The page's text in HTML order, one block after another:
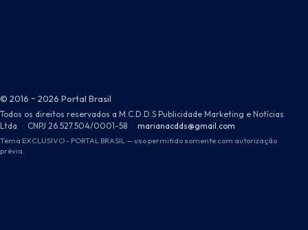
© 2016 ~ 2026 Portal Brasil
Todos os direitos reservados a M.C.D.D.S Publicidade Marketing e Notícias
Ltda · CNPJ 26.527.504/0001-58 · marianacdds@gmail.com
Tema EXCLUSIVO - PORTAL BRASIL — uso permitido somente com autorização
prévia.